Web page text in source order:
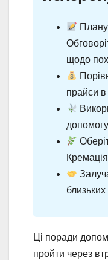
щодо
прайси в
близьких
Ці поради
пройти через